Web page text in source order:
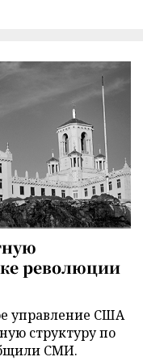
революции
управление США
структуру по
СМИ.